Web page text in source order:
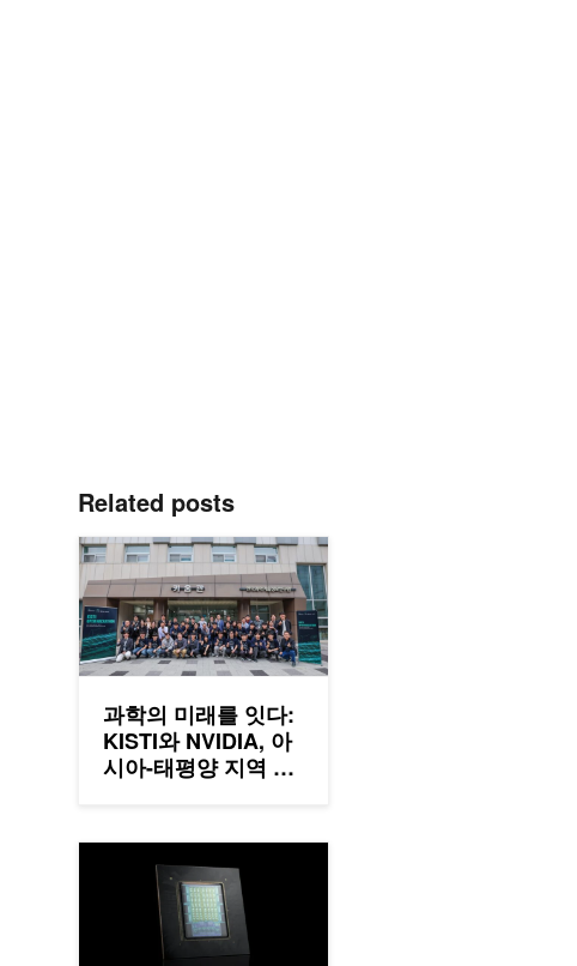
Related posts
과학의 미래를 잇다:
KISTI와 NVIDIA, 아
시아-태평양 지역 최
과학의 미래를 잇다: KISTI와 NVIDIA, 아시아-태평양 지역 최